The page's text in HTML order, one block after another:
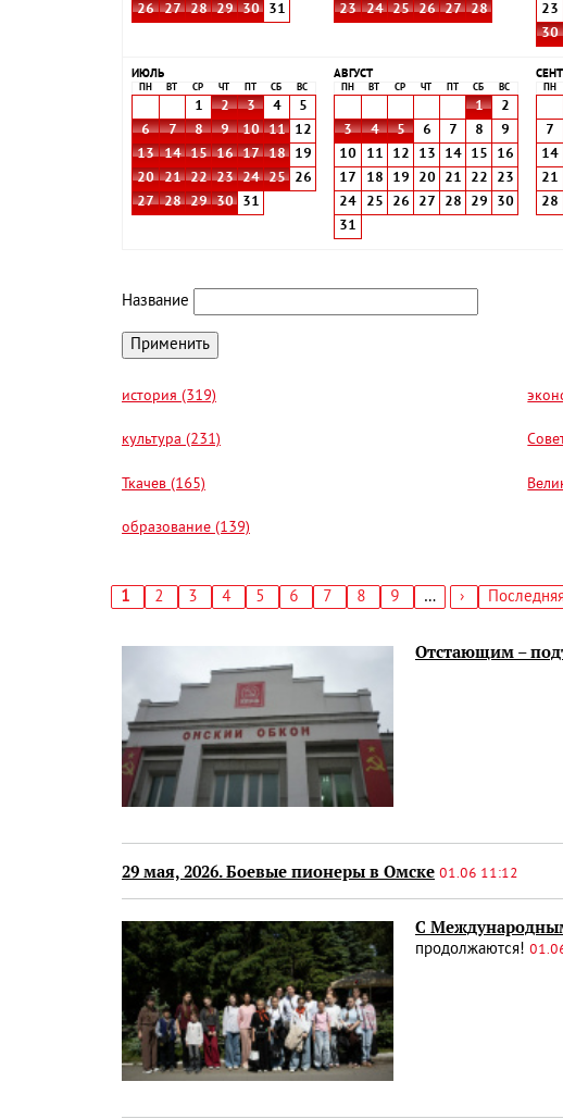
26
27 28 29 30 31
23
24 25 26 27 28
23
30
ИЮЛЬ
ПН ВТ СР ЧТ СБ ВС
1 2 3 4
5
6
7 8 9 10 11
12
13
14 15 16 17 18
19
20
21 22 23 24 25
26
27
28 29 30 31
АВГУСТ
ПН ВТ СР ЧТ СБ ВС
1
2
3
4 5 6 7 8
9
10
11 12 13 14 15
16
17
18 19 20 21 22
23
24
25 26 27 28 29
30
31
ПН
7
14
21
28
Название
история (319)
культура (231)
Ткачев (165)
образование (139)
Текущая
1 Страница
2 Страница
3 Страница
4 Страница
5 Страница
6 Страница
7 Страница
8 Страница
9 …
Следующая
›
Последняя
Отстающим –
29 мая, 2026. Боевые пионеры в Омске 01.06 11:12
С
продолжаются!